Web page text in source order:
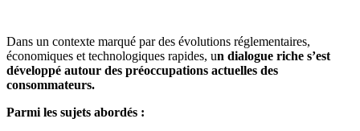
Dans un contexte marqué par des évolutions réglementaires,
économiques et technologiques rapides, un dialogue riche s’est
développé autour des préoccupations actuelles des
consommateurs.
Parmi les sujets abordés :